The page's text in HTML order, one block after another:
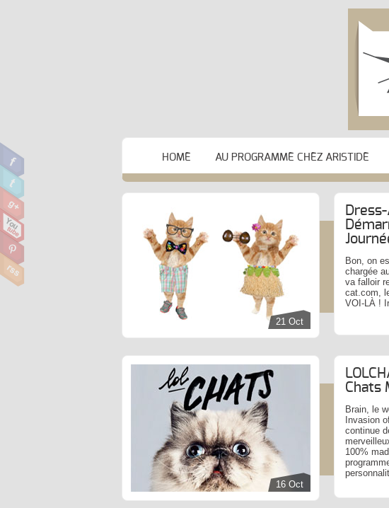
HOME AU PROGRAMME CHEZ ARISTIDE
21 Oct
Bon, on
chargée
va falloir
cat.com,
VOI-LÀ !
16 Oct
Chats
Brain, le
Invasion
continue
100%